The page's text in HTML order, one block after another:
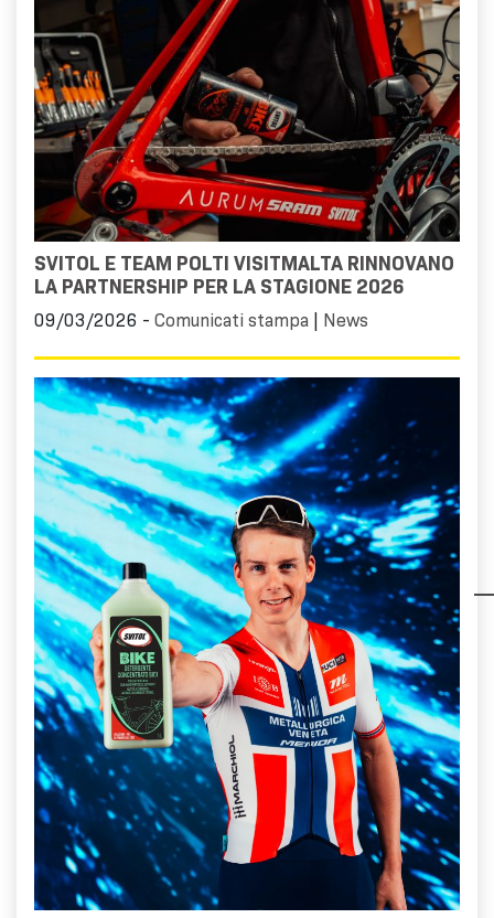
SVITOL E TEAM POLTI VISITMALTA RINNOVANO
LA PARTNERSHIP PER LA STAGIONE 2026
09/03/2026 - Comunicati stampa News